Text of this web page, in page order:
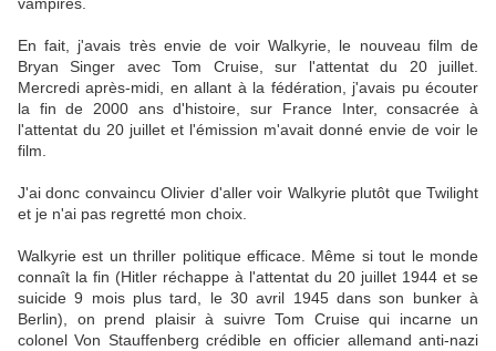
En fait, j'avais très envie de voir Walkyrie, le nouveau film de
Bryan Singer avec Tom Cruise, sur l'attentat du 20 juillet.
Mercredi après-midi, en allant à la fédération, j'avais pu écouter
la fin de 2000 ans d'histoire, sur France Inter, consacrée à
l'attentat du 20 juillet et l'émission m'avait donné envie de voir le
film.
J'ai donc convaincu Olivier d'aller voir Walkyrie plutôt que Twilight
et je n'ai pas regretté mon choix.
Walkyrie est un thriller politique efficace. Même si tout le monde
connaît la fin (Hitler réchappe à l'attentat du 20 juillet 1944 et se
suicide 9 mois plus tard, le 30 avril 1945 dans son bunker à
Berlin), on prend plaisir à suivre Tom Cruise qui incarne un
colonel Von Stauffenberg crédible en officier allemand anti-nazi